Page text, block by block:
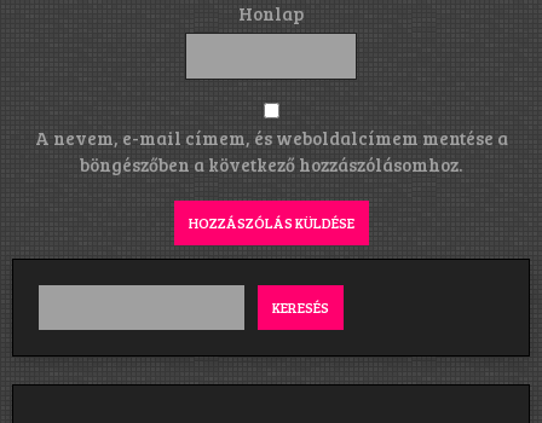
Honlap
A nevem, e-mail címem, és weboldalcímem mentése a
böngészőben a következő hozzászólásomhoz.
KERESÉS